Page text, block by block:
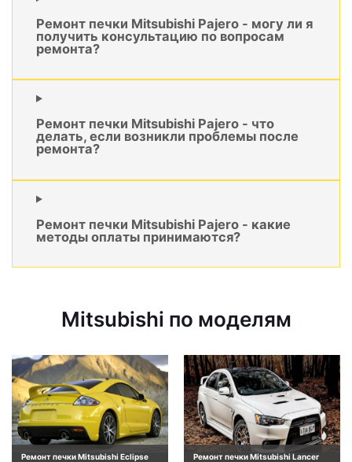
Ремонт печки Mitsubishi Pajero - могу ли я
получить консультацию по вопросам
ремонта?
Ремонт печки Mitsubishi Pajero - что
делать, если возникли проблемы после
ремонта?
Ремонт печки Mitsubishi Pajero - какие
методы оплаты принимаются?
Mitsubishi по моделям
Ремонт печки Mitsubishi Eclipse Ремонт печки Mitsubishi Lancer